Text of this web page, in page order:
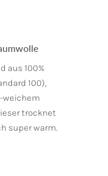
aus 100%
100),
weichem
trocknet
super warm.